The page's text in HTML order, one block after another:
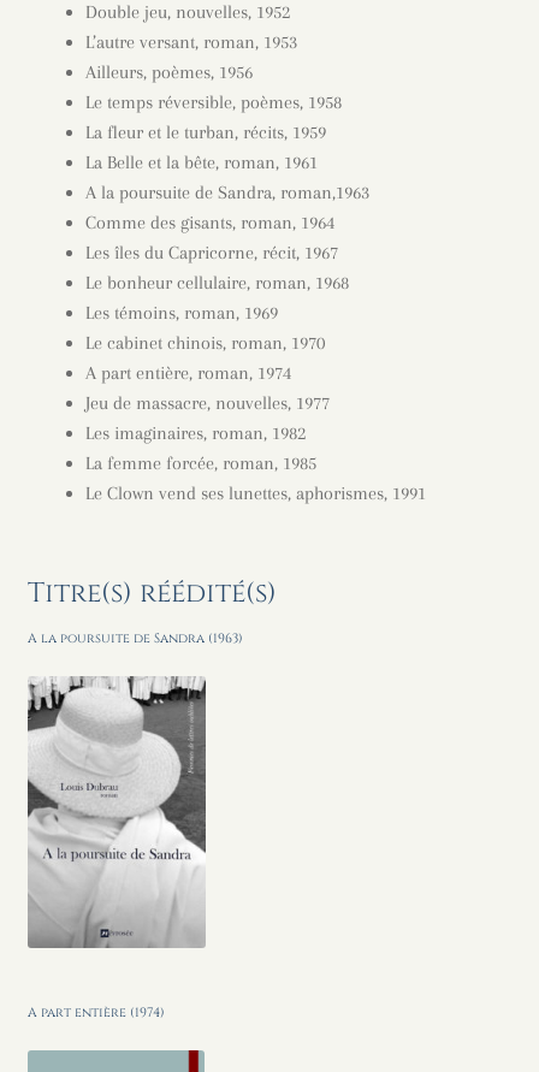
Double jeu, nouvelles, 1952
L’autre versant, roman, 1953
Ailleurs, poèmes, 1956
Le temps réversible, poèmes, 1958
La fleur et le turban, récits, 1959
La Belle et la bête, roman, 1961
A la poursuite de Sandra, roman,1963
Comme des gisants, roman, 1964
Les îles du Capricorne, récit, 1967
Le bonheur cellulaire, roman, 1968
Les témoins, roman, 1969
Le cabinet chinois, roman, 1970
A part entière, roman, 1974
Jeu de massacre, nouvelles, 1977
Les imaginaires, roman, 1982
La femme forcée, roman, 1985
Le Clown vend ses lunettes, aphorismes, 1991
Titre(s) réédité(s)
A la poursuite de Sandra (1963)
A part entière (1974)